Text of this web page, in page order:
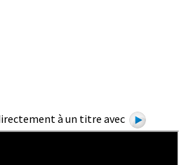
à un titre avec